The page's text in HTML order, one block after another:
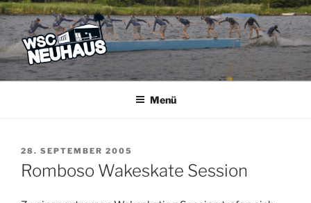
Zum
Inhalt
springen
WSC NEUHAUS
Der Verein mit dem Haus am See
Menü
VERÖFFENTLICHT
AM
28. SEPTEMBER 2005
Romboso Wakeskate Session